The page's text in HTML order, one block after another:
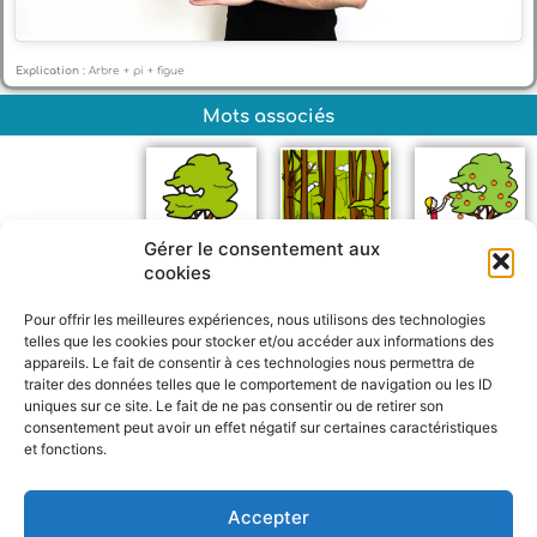
Gérer le consentement aux
cookies
Pour offrir les meilleures expériences, nous utilisons des technologies
telles que les cookies pour stocker et/ou accéder aux informations des
appareils. Le fait de consentir à ces technologies nous permettra de
traiter des données telles que le comportement de navigation ou les ID
uniques sur ce site. Le fait de ne pas consentir ou de retirer son
consentement peut avoir un effet négatif sur certaines caractéristiques
et fonctions.
Accepter
Explication : Arbre + pi + figue
Mots associés
Arbre Récolter
a
h
e
s
a